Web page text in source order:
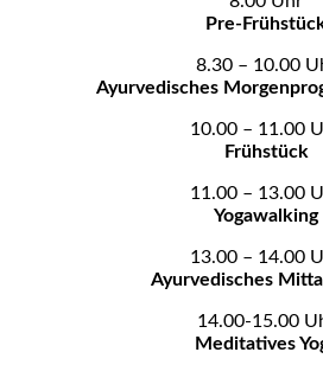
Pre-
8.30 – 10.00
Ayurvedisches
10.00 – 11.00
Frühstück
11.00 – 13.00
Yogawalking
13.00 – 14.00
Ayurvedisches
14.00-15.00
Meditatives